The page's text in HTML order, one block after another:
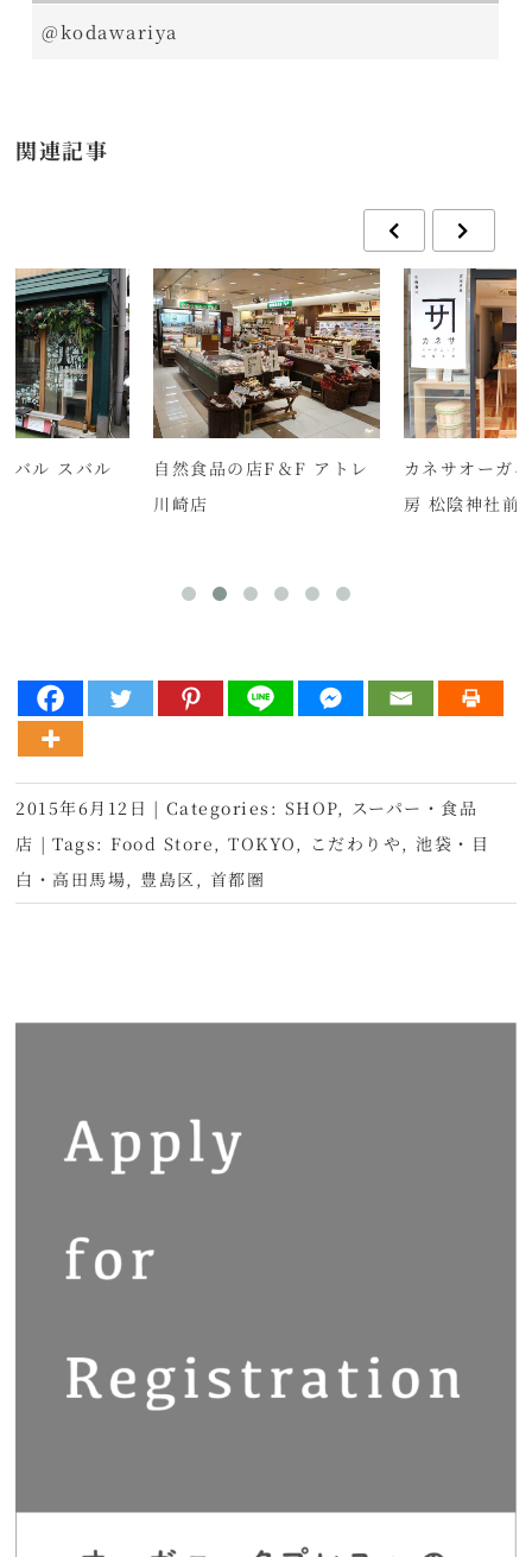
@kodawariya
関連記事
バル スバル
自然食品の店F＆F アトレ
川崎店
カネサオーガ
房 松陰神社前
2015年6月12日 | Categories: SHOP, スーパー・食品
店 | Tags: Food Store ,TOKYO , こだわりや , 池袋・目
白・高田馬場, 豊島区 , 首都圏